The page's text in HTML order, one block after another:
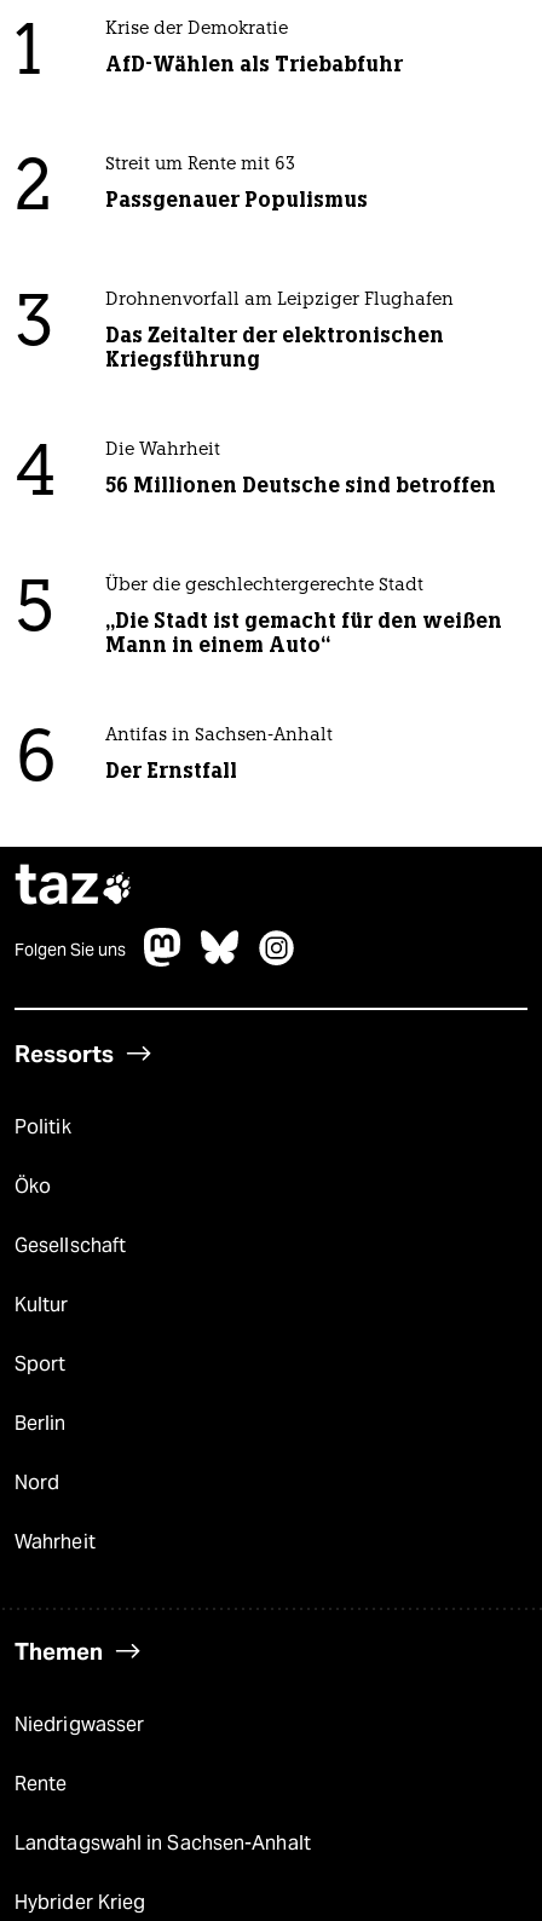
1 Krise der Demokratie
AfD-Wählen als Triebabfuhr
2 Streit um Rente mit 63
Passgenauer Populismus
3 Drohnenvorfall am Leipziger Flughafen
Das Zeitalter der elektronischen
Kriegsführung
4 Die Wahrheit
56 Millionen Deutsche sind betroffen
5 Über die geschlechtergerechte Stadt
„Die Stadt ist gemacht für den weißen
Mann in einem Auto“
6 Antifas in Sachsen-Anhalt
Der Ernstfall
taz
Folgen Sie uns
Ressorts
Politik
Öko
Gesellschaft
Kultur
Sport
Berlin
Nord
Wahrheit
Themen
Niedrigwasser
Rente
Landtagswahl in Sachsen-Anhalt
Hybrider Krieg